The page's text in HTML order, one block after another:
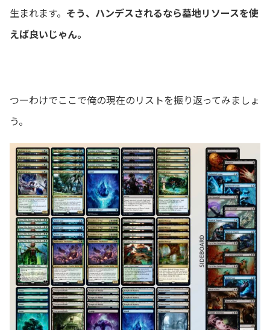
生まれます。 そう、ハンデスされるなら墓地リソースを使
えば良いじゃん。
つーわけでここで俺の現在のリストを振り返ってみましょ
う。